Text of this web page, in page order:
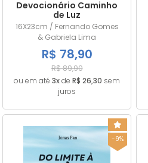
Devocionário Caminho
de Luz
16X23cm / Fernando Gomes
& Gabriela Lima
R$ 78,90
R$ 89,90
ou em até 3xde R$ 26,30 sem
juros
-9%